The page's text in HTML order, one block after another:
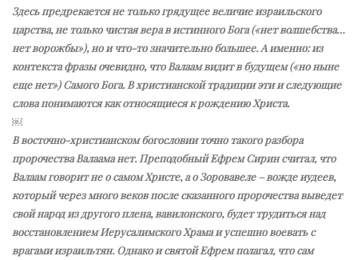
Здесь предрекается не только грядущее величие израильского
царства, не только чистая вера в истинного Бога («нет волшебства…
нет ворожбы»), но и что-то значительно большее. А именно: из
контекста фразы очевидно, что Валаам видит в будущем («но ныне
еще нет») Самого Бога. В христианской традиции эти и следующие
слова понимаются как относящиеся к рождению Христа.
￼
В восточно-христианском богословии точно такого разбора
пророчества Валаама нет. Преподобный Ефрем Сирин считал, что
Валаам говорит не о самом Христе, а о Зоровавеле – вожде иудеев,
который через много веков после сказанного пророчества выведет
свой народ из другого плена, вавилонского, будет трудиться над
восстановлением Иерусалимского Храма и успешно воевать с
врагами израильтян. Однако и святой Ефрем полагал, что сам